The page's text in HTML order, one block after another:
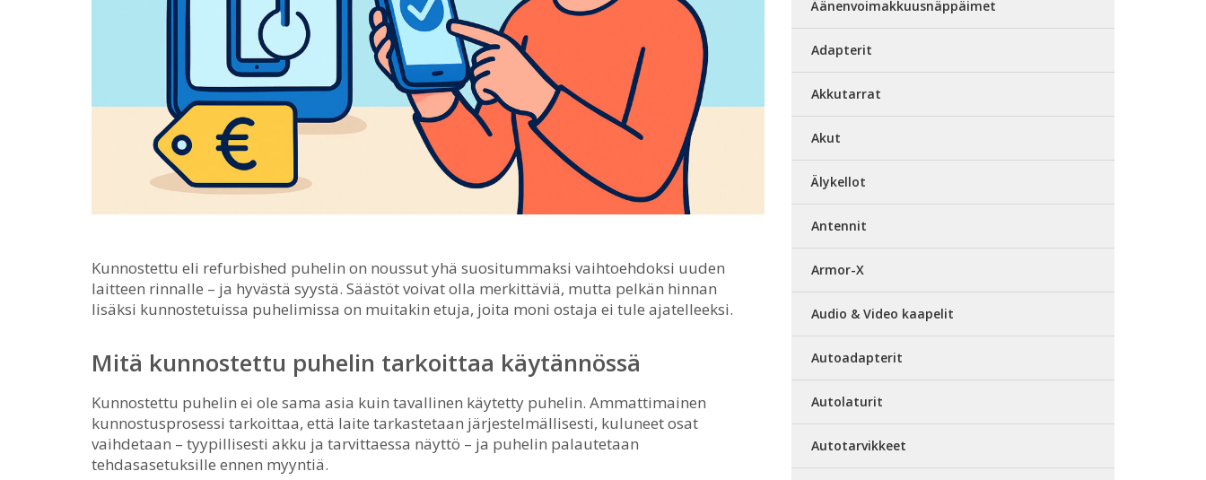
Kunnostettu eli refurbished puhelin on noussut yhä suositummaksi vaihtoehdoksi uuden
laitteen rinnalle – ja hyvästä syystä. Säästöt voivat olla merkittäviä, mutta pelkän hinnan
lisäksi kunnostetuissa puhelimissa on muitakin etuja, joita moni ostaja ei tule ajatelleeksi.
Mitä kunnostettu puhelin tarkoittaa käytännössä
Kunnostettu puhelin ei ole sama asia kuin tavallinen käytetty puhelin. Ammattimainen
kunnostusprosessi tarkoittaa, että laite tarkastetaan järjestelmällisesti, kuluneet osat
vaihdetaan – tyypillisesti akku ja tarvittaessa näyttö – ja puhelin palautetaan
tehdasasetuksille ennen myyntiä.
Äänenvoimakkuusnäppäimet
Adapterit
Akkutarrat
Akut
Älykellot
Antennit
Armor-X
Audio & Video kaapelit
Autoadapterit
Autolaturit
Autotarvikkeet